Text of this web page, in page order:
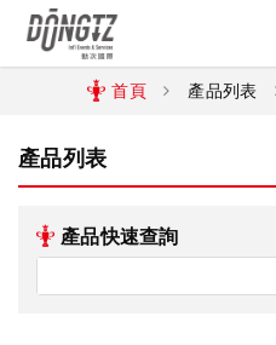
首頁 產品列表
產品列表
產品快速查詢